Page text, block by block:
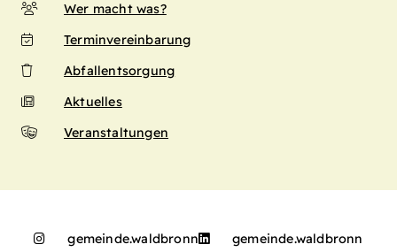
Wer macht was?
Terminvereinbarung
Abfallentsorgung
Aktuelles
Veranstaltungen
gemeinde.waldbronn gemeinde.waldbronn